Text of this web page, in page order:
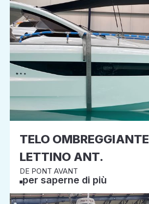
TELO OMBREGGIANTE
LETTINO ANT.
DE PONT AVANT
per saperne di più